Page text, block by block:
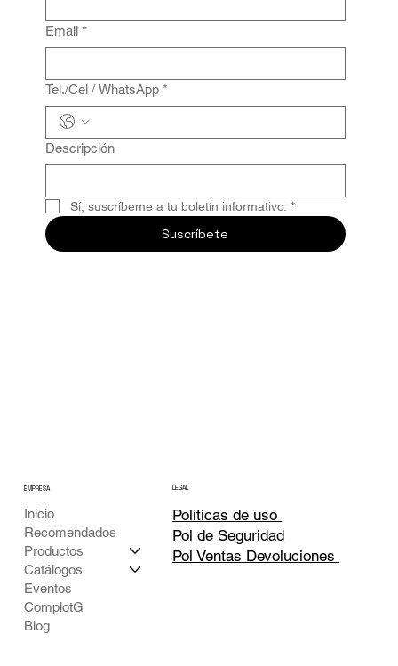
Email *
Tel./Cel / WhatsApp *
Descripción
Sí, suscríbeme a tu boletín informativo. *
Suscríbete
EMPRESA
Inicio
Recomendados
Productos
Catálogos
Eventos
ComplotG
Blog
LEGAL
Políticas de uso
Pol de Seguridad
Pol Ventas Devoluciones